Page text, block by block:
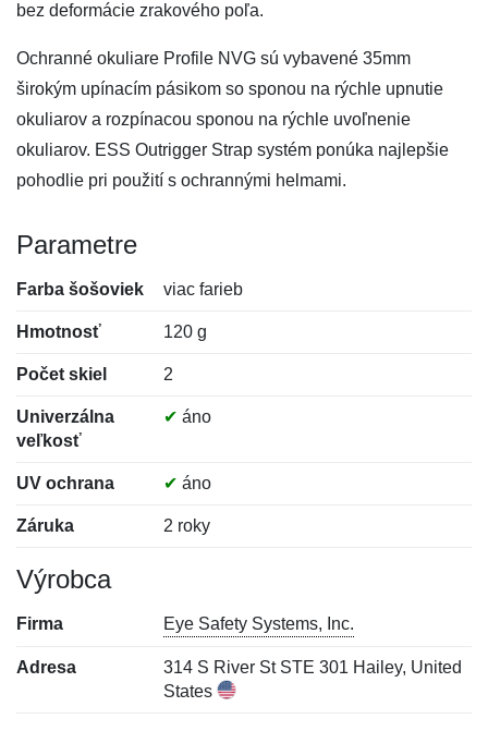
bez deformácie zrakového poľa.
Ochranné okuliare Profile NVG sú vybavené 35mm
širokým upínacím pásikom so sponou na rýchle upnutie
okuliarov a rozpínacou sponou na rýchle uvoľnenie
okuliarov. ESS Outrigger Strap systém ponúka najlepšie
pohodlie pri použití s ochrannými helmami.
Parametre
Farba šošoviek viac farieb
Hmotnosť 120 g
Počet skiel 2
Univerzálna
veľkosť
✔ áno
UV ochrana ✔ áno
Záruka 2 roky
Výrobca
Firma Eye Safety Systems, Inc.
Adresa
314 S River St STE 301 Hailey, United
States